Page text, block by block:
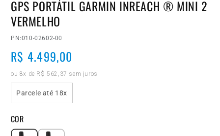
na
janela
modal
GPS PORTÁTIL GARMIN INREACH ® MINI 2
VERMELHO
PN:010-02602-00
Preço
normal
R$ 4.499,00
ou 8x de R$ 562,37 sem juros
Parcele até 18x
COR